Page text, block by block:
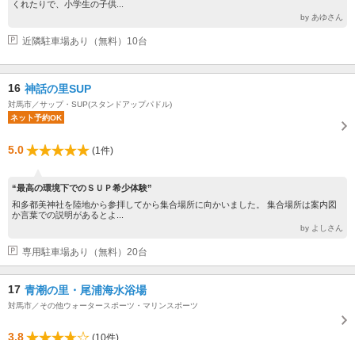
くれたりで、小学生の子供...
by あゆさん
近隣駐車場あり（無料）10台
16 神話の里SUP
対馬市／サップ・SUP(スタンドアップパドル)
ネット予約OK
5.0 (1件)
“最高の環境下でのＳＵＰ希少体験”
和多都美神社を陸地から参拝してから集合場所に向かいました。 集合場所は案内図
か言葉での説明があるとよ...
by よしさん
専用駐車場あり（無料）20台
17 青潮の里・尾浦海水浴場
対馬市／その他ウォータースポーツ・マリンスポーツ
3.8
(10件)